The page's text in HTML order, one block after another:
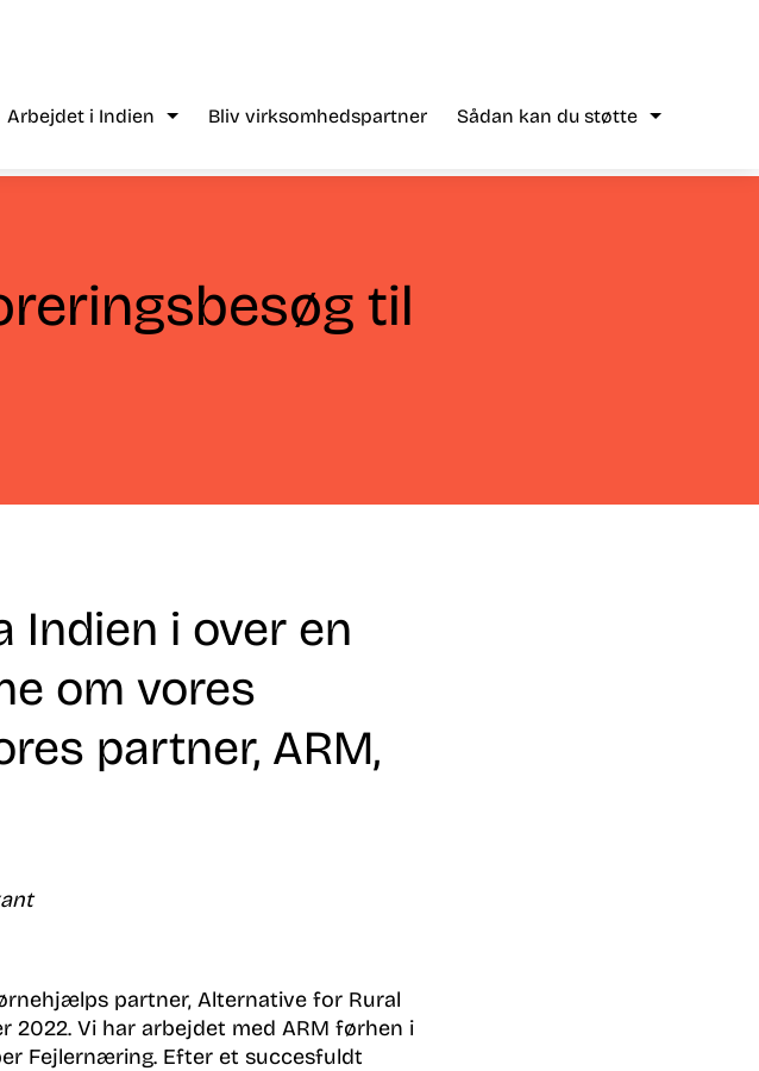
Arbejdet i Indien Bliv virksomhedspartner Sådan kan du støtte
til
i over en
om vores
partner, ARM,
partner, Alternative for Rural
2022. Vi har arbejdet med ARM førhen i
Fejlernæring. Efter et succesfuldt